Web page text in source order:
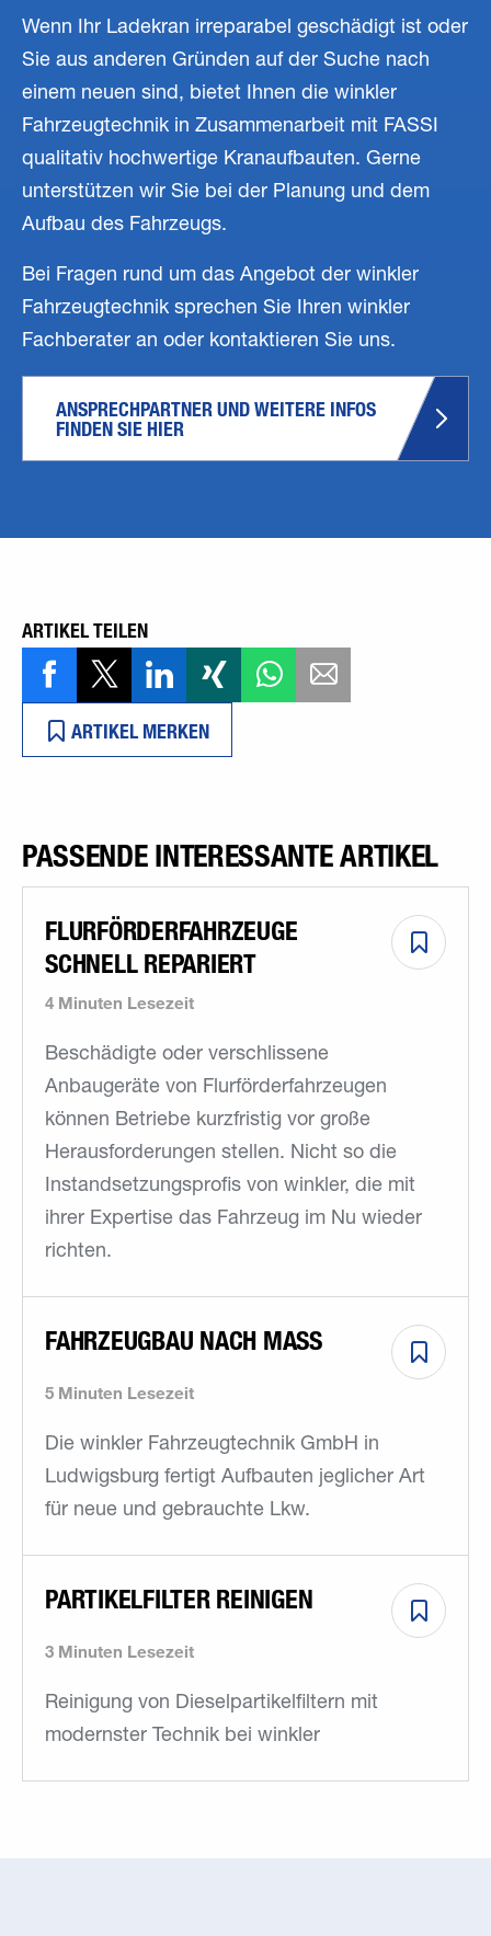
Wenn Ihr Ladekran irreparabel geschädigt ist oder
Sie aus anderen Gründen auf der Suche nach
einem neuen sind, bietet Ihnen die winkler
Fahrzeugtechnik in Zusammenarbeit mit FASSI
qualitativ hochwertige Kranaufbauten. Gerne
unterstützen wir Sie bei der Planung und dem
Aufbau des Fahrzeugs.
Bei Fragen rund um das Angebot der winkler
Fahrzeugtechnik sprechen Sie Ihren winkler
Fachberater an oder kontaktieren Sie uns.
ANSPRECHPARTNER UND WEITERE INFOS
FINDEN SIE HIER
ARTIKEL TEILEN
ARTIKEL MERKEN
PASSENDE INTERESSANTE ARTIKEL
4 Minuten Lesezeit
FLURFÖRDER­FAHR­ZEUGE
SCHNELL REPARIERT
Beschädigte oder verschlissene
Anbaugeräte von Flurförderfahrzeugen
können Betriebe kurzfristig vor große
Herausforderungen stellen. Nicht so die
Instandsetzungsprofis von winkler, die mit
ihrer Expertise das Fahrzeug im Nu wieder
richten.
5 Minuten Lesezeit
FAHRZEUGBAU NACH MASS
Die winkler Fahrzeugtechnik GmbH in
Ludwigsburg fertigt Aufbauten jeglicher Art
für neue und gebrauchte Lkw.
3 Minuten Lesezeit
PARTIKELFILTER REINIGEN
Reinigung von Dieselpartikelfiltern mit
modernster Technik bei winkler